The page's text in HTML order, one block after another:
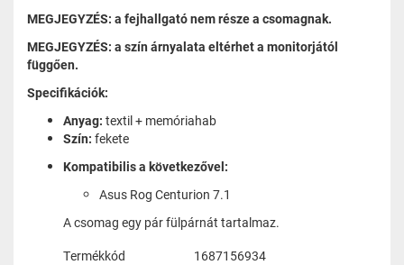
MEGJEGYZÉS: a fejhallgató nem része a csomagnak.
MEGJEGYZÉS: a szín árnyalata eltérhet a monitorjától
függően.
Specifikációk:
Anyag: textil + memóriahab
Szín: fekete
Kompatibilis a következővel:
Asus Rog Centurion 7.1
A csomag egy pár fülpárnát tartalmaz.
Termékkód
1687156934